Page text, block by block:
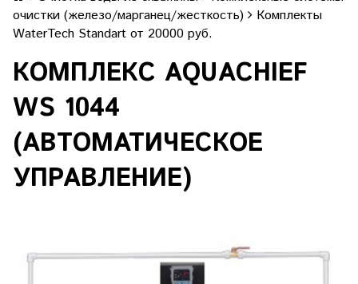
очистки (железо/марганец/жесткость)
Комплекты
WaterTech Standart от 20000 руб.
КОМПЛЕКС AQUACHIEF
WS 1044
(АВТОМАТИЧЕСКОЕ
УПРАВЛЕНИЕ)